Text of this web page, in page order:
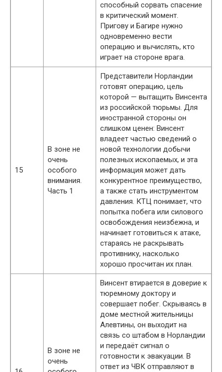
способный сорвать спасение
в критический момент.
Пригову и Багире нужно
одновременно вести
операцию и вычислять, кто
играет на стороне врага.
15
В зоне не
очень
особого
внимания.
Часть 1
Представители Норландии
готовят операцию, цель
которой — вытащить Винсента
из российской тюрьмы. Для
иностранной стороны он
слишком ценен: Винсент
владеет частью сведений о
новой технологии добычи
полезных ископаемых, и эта
информация может дать
конкурентное преимущество,
а также стать инструментом
давления. КТЦ понимает, что
попытка побега или силового
освобождения неизбежна, и
начинает готовиться к атаке,
стараясь не раскрывать
противнику, насколько
хорошо просчитан их план.
В зоне не
очень
Винсент втирается в доверие к
тюремному доктору и
совершает побег. Скрываясь в
доме местной жительницы
Алевтины, он выходит на
связь со штабом в Норландии
и передаёт сигнал о
готовности к эвакуации. В
ответ из ЧВК отправляют в